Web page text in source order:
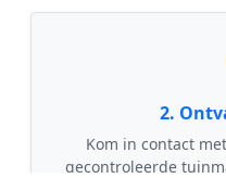
2.
Kom in contact
gecontroleerde